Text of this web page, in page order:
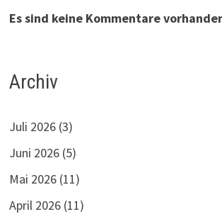
Es sind keine Kommentare
Archiv
Juli 2026 (3)
Juni 2026 (5)
Mai 2026 (11)
April 2026 (11)